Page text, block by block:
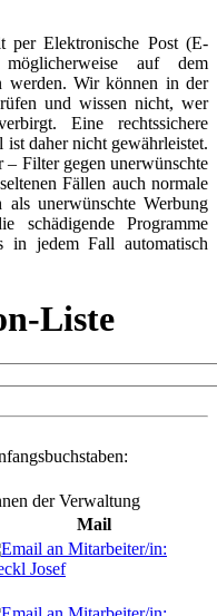
per Elektronische Post (E-
auf dem
werden. Wir können in der
und wissen nicht, wer
Eine rechtssichere
daher nicht gewährleistet.
Filter gegen unerwünschte
Fällen auch normale
als unerwünschte Werbung
schädigende Programme
in jedem Fall automatisch
Liste
der Verwaltung
Mail